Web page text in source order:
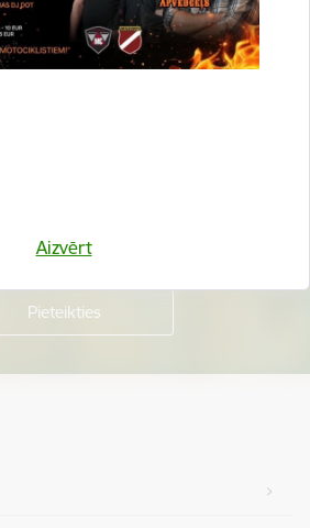
Aizvērt
Sniegt atsauksmi